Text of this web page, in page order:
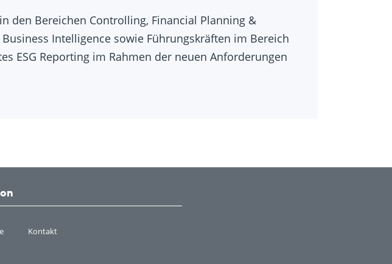
den Bereichen Controlling, Financial Planning &
Intelligence sowie Führungskräften im Bereich
ESG Reporting im Rahmen der neuen Anforderungen
Kontakt